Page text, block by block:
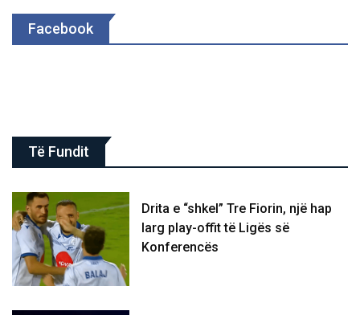
Facebook
Të Fundit
Drita e “shkel” Tre Fiorin, një hap
larg play-offit të Ligës së
Konferencës